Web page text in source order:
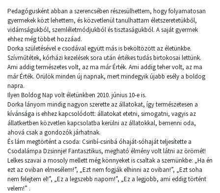
Pedagógusként abban a szerencsében részesülhettem, hogy folyamatosan
gyermekek közt lehettem, és közvetlenül tanulhattam életszeretetükből,
vidámságukból, szemléletmódjukból és tisztaságukból. A saját gyermek
ehhez még többet hozzáad.
Dorka születésével e csodával együtt más is beköltözött az életünkbe.
Szívműtétek, kórházi kezelések sora után értékes tudás birtokosai lettünk.
Ami addig természetes volt, az ma már Érték. Ami addig teher volt, az ma
már Érték. Örülök minden új napnak, mert mindegyik újabb esély a boldog
napra.
Ilyen Boldog Nap volt életünkben 2010. június 10-e is.
Dorka lányom mindig nagyon szerette az állatokat, így természetesen a
kívánsága is ehhez kapcsolódott: állatokat etetni, simogatni, vagyis az
állatkertben közvetlen kapcsolatba kerülni az állatokkal, bemenni oda,
ahová csak a gondozók járhatnak.
És lám megtörtént a csoda: Csiribí-csiribá óhaját-sóhaját teljesítette a
Csodalámpa Dzsinnje! Fantasztikus, megható élmény volt látni az örömét!
Lelkes szavai a mosoly mellett még könnyeket is csaltak a szemünkbe: „Ha én
ezt az oviban elmesélem!”, „Ezt nem fogják elhinni az oviban!”, „Ezt soha
nem felejtem el!”, „Ez a legszebb napom!”, „Ez a legjobb, ami eddig történt
velem!” .